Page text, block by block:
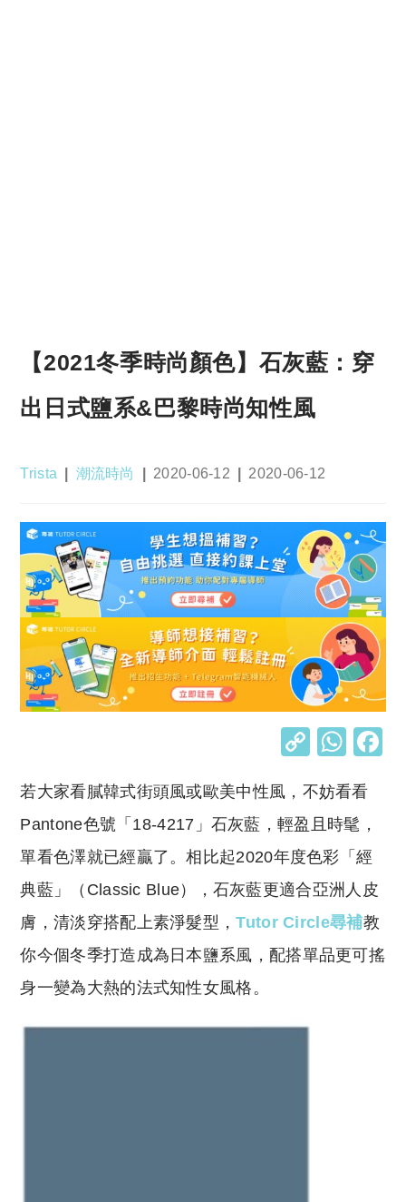
【2021冬季時尚顏色】石灰藍：穿
出日式鹽系&巴黎時尚知性風
Post
Trista
Post
潮流時尚
Post
2020-06-12
Post
2020-06-12
C
p
y
Li
n
k
W
at
s
A
p
p
若大家看膩韓式街頭風或歐美中性風，不妨看看
Pantone色號「18-4217」石灰藍，輕盈且時髦，
單看色澤就已經贏了。相比起2020年度色彩「經
典藍」（Classic Blue），石灰藍更適合亞洲人皮
膚，清淡穿搭配上素淨髮型，Tutor Circle尋補教
你今個冬季打造成為日本鹽系風，配搭單品更可搖
身一變為大熱的法式知性女風格。